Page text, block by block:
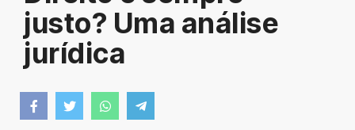
justo? Uma análise
jurídica